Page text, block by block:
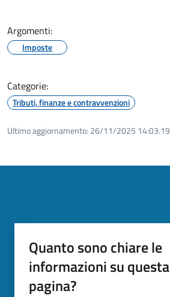
Argomenti:
Imposte
Categorie:
Tributi, finanze e contravvenzioni
Ultimo aggiornamento: 26/11/2025 14:03.19
Quanto sono chiare le
informazioni su questa
pagina?